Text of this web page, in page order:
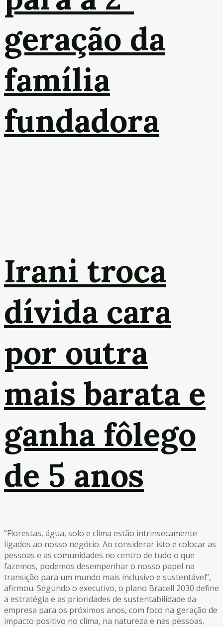
geração da
família
fundadora
Irani troca
dívida cara
por outra
mais barata e
ganha fôlego
de 5 anos
“Florestas, água, solo e clima estão intrinsecamente
ligados ao nosso negócio. Ao considerar isto e colocar as
pessoas e as comunidades no centro de tudo o que
fazemos, podemos desempenhar o nosso papel na
transição para um mundo mais inclusivo e sustentável”,
afirmou. Segundo o executivo, o plano Bracell 2030 define
a estratégia e as prioridades de sustentabilidade da
empresa para os próximos anos, com foco na geração de
impacto positivo no clima, na natureza e nas pessoas.